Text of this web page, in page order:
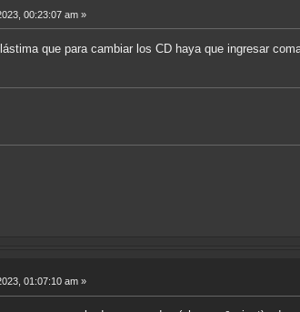
00:23:07 am »
que para cambiar los CD haya que ingresar
01:07:10 am »